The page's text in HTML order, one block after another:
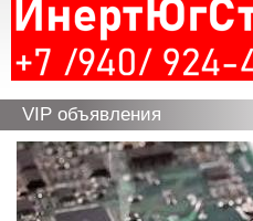
VIP объявления